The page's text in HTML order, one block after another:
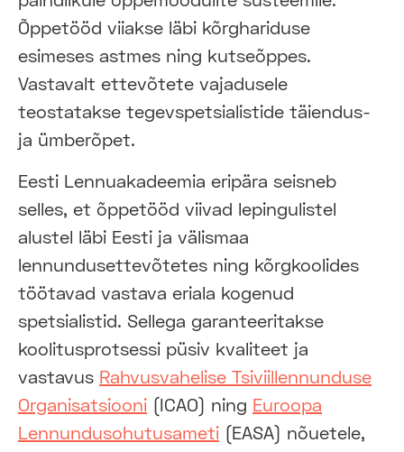
Õppetööd viiakse läbi kõrghariduse
esimeses astmes ning kutseõppes.
Vastavalt ettevõtete vajadusele
teostatakse tegevspetsialistide täiendus-
ja ümberõpet.
Eesti Lennuakadeemia eripära seisneb
selles, et õppetööd viivad lepingulistel
alustel läbi Eesti ja välismaa
lennundusettevõtetes ning kõrgkoolides
töötavad vastava eriala kogenud
spetsialistid. Sellega garanteeritakse
koolitusprotsessi püsiv kvaliteet ja
vastavus Rahvusvahelise Tsiviillennunduse
Organisatsiooni (ICAO) ning Euroopa
Lennundusohutusameti (EASA) nõuetele,